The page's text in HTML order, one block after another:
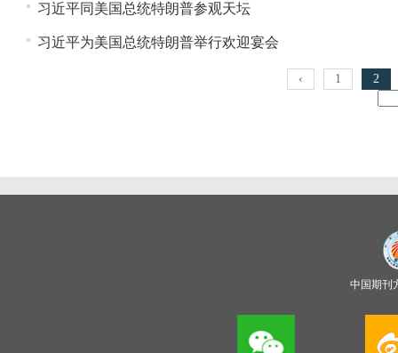
习近平同美国总统特朗普参观天坛
习近平为美国总统特朗普举行欢迎宴会
‹ 1 2
中国期刊